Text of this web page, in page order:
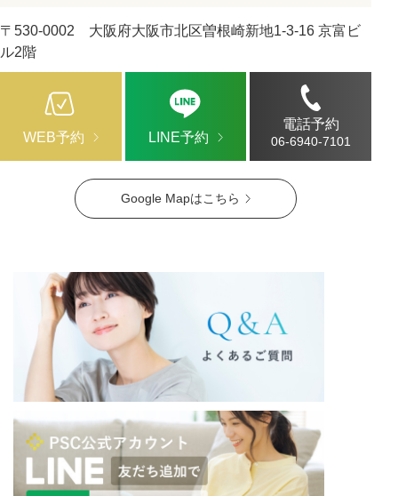
Google Mapはこちら
〒530-0002 大阪府大阪市北区曽根崎新地1-3-16 京富ビ
ル2階
WEB予約 LINE予約
電話予約
06-6940-7101